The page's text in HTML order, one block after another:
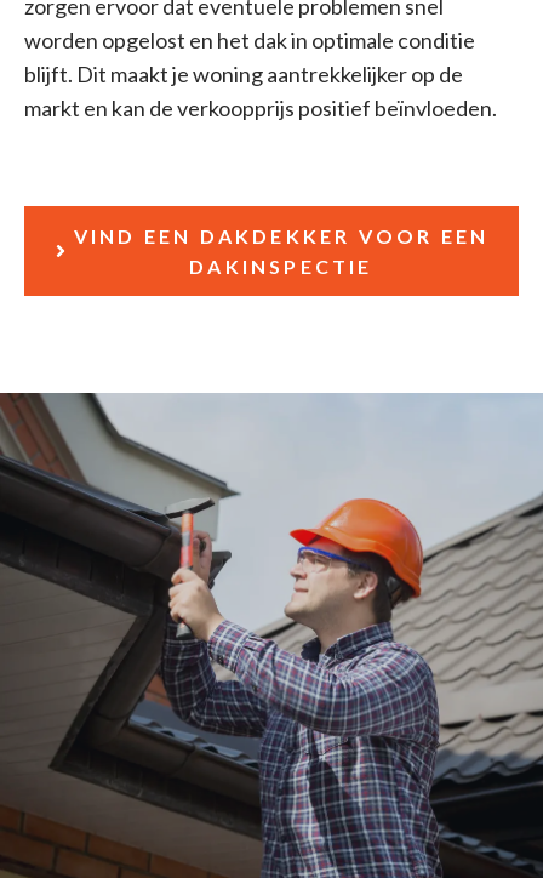
zorgen ervoor dat eventuele problemen snel
worden opgelost en het dak in optimale conditie
blijft. Dit maakt je woning aantrekkelijker op de
markt en kan de verkoopprijs positief beïnvloeden.
VIND EEN DAKDEKKER VOOR EEN
DAKINSPECTIE